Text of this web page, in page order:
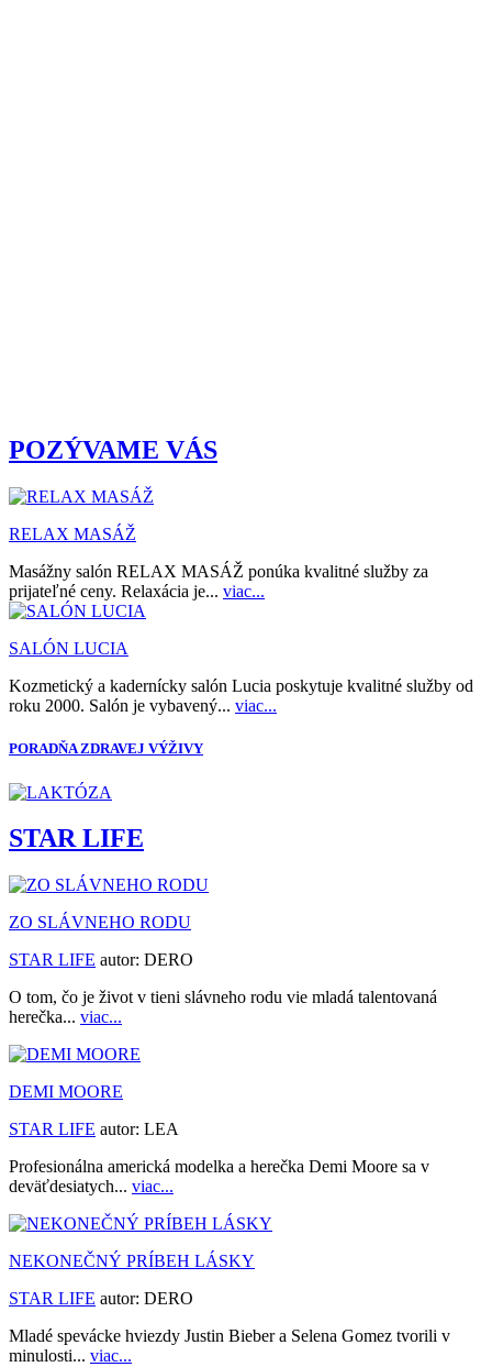
POZÝVAME VÁS
RELAX MASÁŽ
Masážny salón RELAX MASÁŽ ponúka kvalitné služby za
prijateľné ceny. Relaxácia je... viac...
SALÓN LUCIA
Kozmetický a kadernícky salón Lucia poskytuje kvalitné služby od
roku 2000. Salón je vybavený... viac...
PORADŇA ZDRAVEJ VÝŽIVY
STAR LIFE
ZO SLÁVNEHO RODU
STAR LIFE autor: DERO
O tom, čo je život v tieni slávneho rodu vie mladá talentovaná
herečka... viac...
DEMI MOORE
STAR LIFE autor: LEA
Profesionálna americká modelka a herečka Demi Moore sa v
deväťdesiatych... viac...
NEKONEČNÝ PRÍBEH LÁSKY
STAR LIFE autor: DERO
Mladé spevácke hviezdy Justin Bieber a Selena Gomez tvorili v
minulosti... viac...